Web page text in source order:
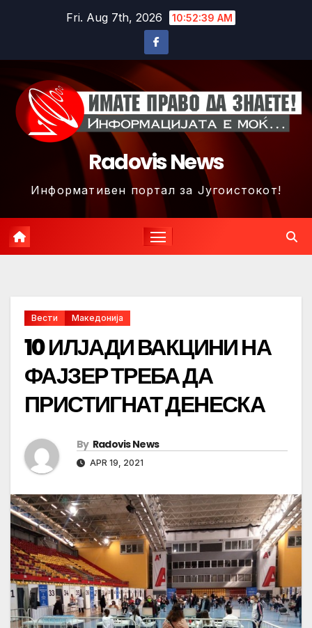
Fri. Aug 7th, 2026 10:52:42 AM
Radovis News
Информативен портал за Југоистокот!
Вести Македонија
10 ИЛЈАДИ ВАКЦИНИ НА
ФАЈЗЕР ТРЕБА ДА
ПРИСТИГНАТ ДЕНЕСКА
By Radovis News
APR 19, 2021